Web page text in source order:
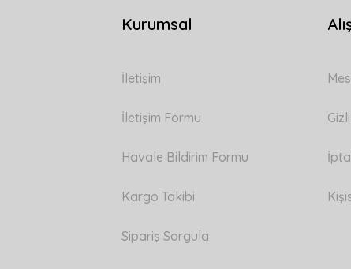
Kurumsal
İletişim
İletişim Formu
Havale Bildirim Formu
Kargo Takibi
Sipariş Sorgula